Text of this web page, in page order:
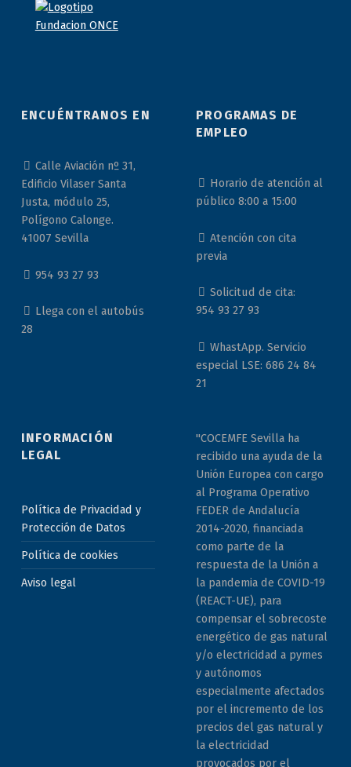
ENCUÉNTRANOS EN
Calle Aviación nº 31,
Edificio Vilaser Santa
Justa, módulo 25,
Polígono Calonge.
41007 Sevilla
954 93 27 93
Llega con el autobús
28
PROGRAMAS DE
EMPLEO
Horario de atención al
público 8:00 a 15:00
Atención con cita
previa
Solicitud de cita:
954 93 27 93
WhastApp. Servicio
especial LSE: 686 24 84
21
INFORMACIÓN
LEGAL
Política de Privacidad y
Protección de Datos
Política de cookies
Aviso legal
"COCEMFE Sevilla ha
recibido una ayuda de la
Unión Europea con cargo
al Programa Operativo
FEDER de Andalucía
2014-2020, financiada
como parte de la
respuesta de la Unión a
la pandemia de COVID-19
(REACT-UE), para
compensar el sobrecoste
energético de gas natural
y/o electricidad a pymes
y autónomos
especialmente afectados
por el incremento de los
precios del gas natural y
la electricidad
provocados por el